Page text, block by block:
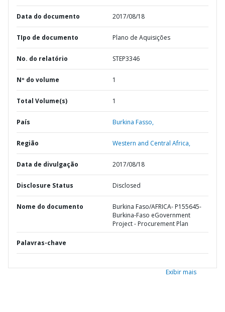
Data do documento 2017/08/18
TIpo de documento Plano de Aquisições
No. do relatório STEP3346
Nº do volume 1
Total Volume(s) 1
País Burkina Fasso,
Região Western and Central Africa,
Data de divulgação 2017/08/18
Disclosure Status Disclosed
Nome do documento
Burkina Faso/AFRICA- P155645-
Burkina-Faso eGovernment
Project - Procurement Plan
Palavras-chave
Exibir mais